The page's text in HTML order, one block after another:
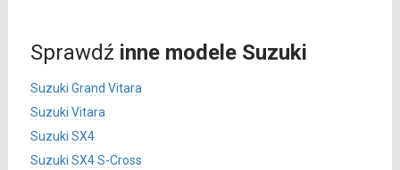
Sprawdź inne modele Suzuki
Suzuki Grand Vitara
Suzuki Vitara
Suzuki SX4
Suzuki SX4 S-Cross